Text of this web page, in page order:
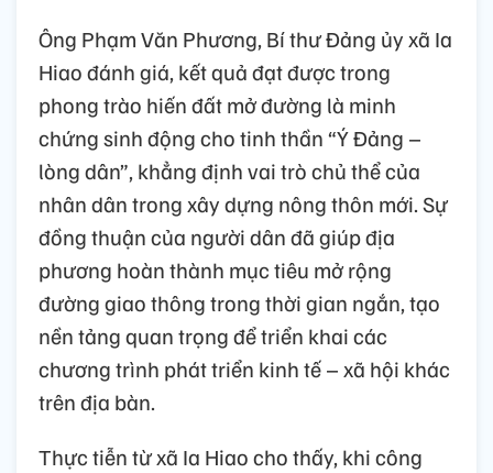
Ông Phạm Văn Phương, Bí thư Đảng ủy xã Ia
Hiao đánh giá, kết quả đạt được trong
phong trào hiến đất mở đường là minh
chứng sinh động cho tinh thần “Ý Đảng –
lòng dân”, khẳng định vai trò chủ thể của
nhân dân trong xây dựng nông thôn mới. Sự
đồng thuận của người dân đã giúp địa
phương hoàn thành mục tiêu mở rộng
đường giao thông trong thời gian ngắn, tạo
nền tảng quan trọng để triển khai các
chương trình phát triển kinh tế – xã hội khác
trên địa bàn.
Thực tiễn từ xã Ia Hiao cho thấy, khi công